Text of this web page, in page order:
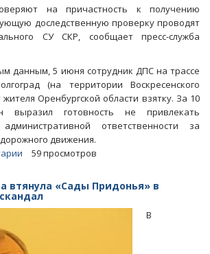
на причастность к получению
доследственную проверку проводят
СУ СКР, сообщает пресс-служба
данным, 5 июня сотрудник ДПС на трассе
(на территории Воскресенского
Оренбургской области взятку. За 10
выразил готовность не привлекать
ответственности за
движения.
59 просмотров
втянула «Сады Придонья» в
В